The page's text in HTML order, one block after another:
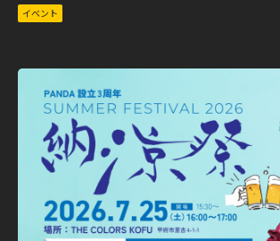
イベント